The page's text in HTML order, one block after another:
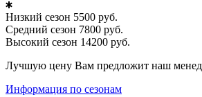
Низкий сезон 5500 руб.
Средний сезон 7800 руб.
Высокий сезон 14200 руб.
Лучшую цену Вам предложит наш
Информация по сезонам